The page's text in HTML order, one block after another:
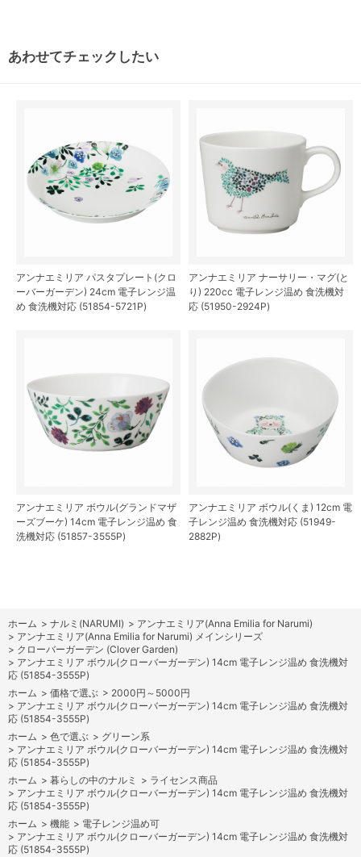
あわせてチェックしたい
アンナエミリア パスタプレート(クロ
ーバーガーデン) 24cm 電子レンジ温
め 食洗機対応 (51854-5721P)
アンナエミリア ナーサリー・マグ(と
り) 220cc 電子レンジ温め 食洗機対
応 (51950-2924P)
アンナエミリア ボウル(グランドマザ
ーズブーケ) 14cm 電子レンジ温め 食
洗機対応 (51857-3555P)
アンナエミリア ボウル(くま) 12cm 電
子レンジ温め 食洗機対応 (51949-
2882P)
ホーム > ナルミ(NARUMI) > アンナエミリア(Anna Emilia for Narumi)
> アンナエミリア(Anna Emilia for Narumi) メインシリーズ
> クローバーガーデン (Clover Garden)
> アンナエミリア ボウル(クローバーガーデン) 14cm 電子レンジ温め 食洗機対
応 (51854-3555P)
ホーム > 価格で選ぶ > 2000円～5000円
> アンナエミリア ボウル(クローバーガーデン) 14cm 電子レンジ温め 食洗機対
応 (51854-3555P)
ホーム > 色で選ぶ > グリーン系
> アンナエミリア ボウル(クローバーガーデン) 14cm 電子レンジ温め 食洗機対
応 (51854-3555P)
ホーム > 暮らしの中のナルミ > ライセンス商品
> アンナエミリア ボウル(クローバーガーデン) 14cm 電子レンジ温め 食洗機対
応 (51854-3555P)
ホーム > 機能 > 電子レンジ温め可
> アンナエミリア ボウル(クローバーガーデン) 14cm 電子レンジ温め 食洗機対
応 (51854-3555P)